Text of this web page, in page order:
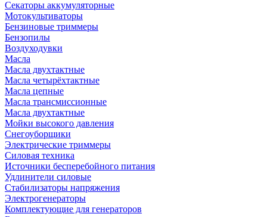
Секаторы аккумуляторные
Мотокультиваторы
Бензиновые триммеры
Бензопилы
Воздуходувки
Масла
Масла двухтактные
Масла четырёхтактные
Масла цепные
Масла трансмиссионные
Масла двухтактные
Мойки высокого давления
Снегоуборщики
Электрические триммеры
Силовая техника
Источники бесперебойного питания
Удлинители силовые
Стабилизаторы напряжения
Электрогенераторы
Комплектующие для генераторов